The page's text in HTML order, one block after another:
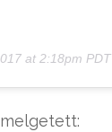
at 2:18pm PDT